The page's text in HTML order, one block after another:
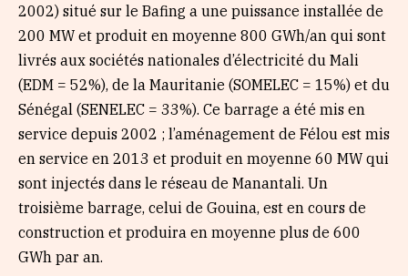
2002) situé sur le Bafing a une puissance installée de
200 MW et produit en moyenne 800 GWh/an qui sont
livrés aux sociétés nationales d’électricité du Mali
(EDM = 52%), de la Mauritanie (SOMELEC = 15%) et du
Sénégal (SENELEC = 33%). Ce barrage a été mis en
service depuis 2002 ; l’aménagement de Félou est mis
en service en 2013 et produit en moyenne 60 MW qui
sont injectés dans le réseau de Manantali. Un
troisième barrage, celui de Gouina, est en cours de
construction et produira en moyenne plus de 600
GWh par an.